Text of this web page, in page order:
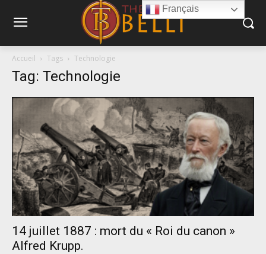
Accueil Tags Technologie
Tag: Technologie
14 juillet 1887 : mort du « Roi du canon »
Alfred Krupp.
Français